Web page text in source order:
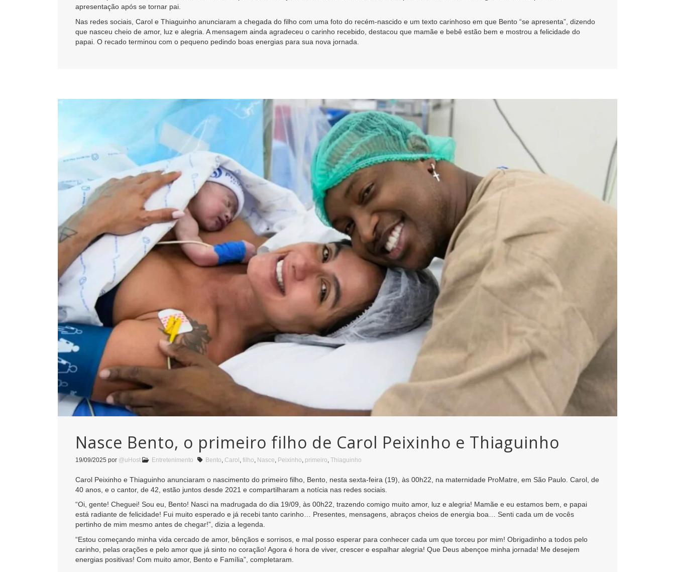
apresentação após se tornar pai.
Nas redes sociais, Carol e Thiaguinho anunciaram a chegada do filho com uma foto do recém-nascido e um texto carinhoso em que Bento “se apresenta”, dizendo
que nasceu cheio de amor, luz e alegria. A mensagem ainda agradeceu o carinho recebido, destacou que mamãe e bebê estão bem e mostrou a felicidade do
papai. O recado terminou com o pequeno pedindo boas energias para sua nova jornada.
Nasce Bento, o primeiro filho de Carol Peixinho e Thiaguinho
19/09/2025 por @uHost Entretenimento Bento, Carol , filho, Nasce, Peixinho, primeiro, Thiaguinho
Carol Peixinho e Thiaguinho anunciaram o nascimento do primeiro filho, Bento, nesta sexta-feira (19), às 00h22, na maternidade ProMatre, em São Paulo. Carol, de
40 anos, e o cantor, de 42, estão juntos desde 2021 e compartilharam a notícia nas redes sociais.
“Oi, gente! Cheguei! Sou eu, Bento! Nasci na madrugada do dia 19/09, às 00h22, trazendo comigo muito amor, luz e alegria! Mamãe e eu estamos bem, e papai
está radiante de felicidade! Fui muito esperado e já recebi tanto carinho… Presentes, mensagens, abraços cheios de energia boa… Senti cada um de vocês
pertinho de mim mesmo antes de chegar!”, dizia a legenda.
“Estou começando minha vida cercado de amor, bênçãos e sorrisos, e mal posso esperar para conhecer cada um que torceu por mim! Obrigadinho a todos pelo
carinho, pelas orações e pelo amor que já sinto no coração! Agora é hora de viver, crescer e espalhar alegria! Que Deus abençoe minha jornada! Me desejem
energias positivas! Com muito amor, Bento e Família”, completaram.